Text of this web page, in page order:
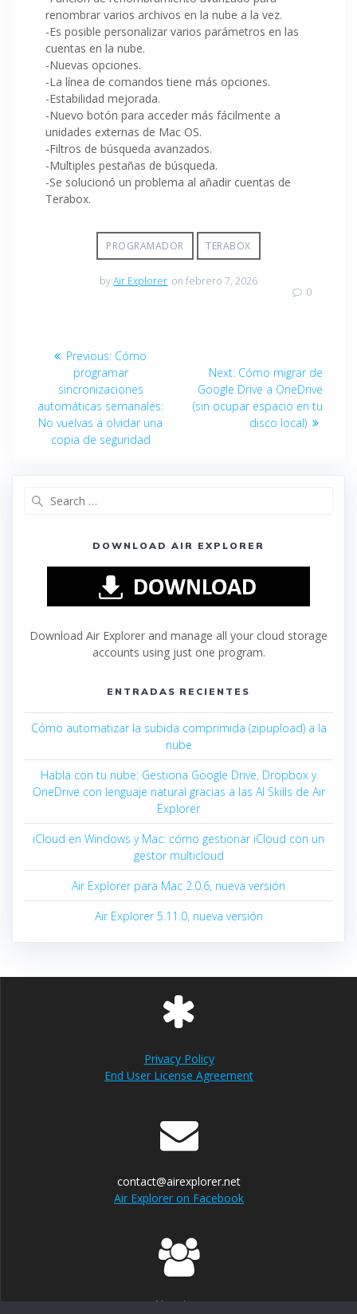
renombrar varios archivos en la nube a la vez.
-Es posible personalizar varios parámetros en las
cuentas en la nube.
-Nuevas opciones.
-La línea de comandos tiene más opciones.
-Estabilidad mejorada.
-Nuevo botón para acceder más fácilmente a
unidades externas de Mac OS.
-Filtros de búsqueda avanzados.
-Multiples pestañas de búsqueda.
-Se solucionó un problema al añadir cuentas de
Terabox.
PROGRAMADOR TERABOX
byAir Explorer on febrero 7, 2026
0
Previous: Cómo
programar
sincronizaciones
automáticas semanales:
No vuelvas a olvidar una
copia de seguridad
Next: Cómo migrar de
Google Drive a OneDrive
(sin ocupar espacio en tu
disco local)
DOWNLOAD AIR EXPLORER
Download Air Explorer and manage all your cloud storage
accounts using just one program.
ENTRADAS RECIENTES
Cómo automatizar la subida comprimida (zipupload) a la
nube
Habla con tu nube: Gestiona Google Drive, Dropbox y
OneDrive con lenguaje natural gracias a las AI Skills de Air
Explorer
iCloud en Windows y Mac: cómo gestionar iCloud con un
gestor multicloud
Air Explorer para Mac 2.0.6, nueva versión
Air Explorer 5.11.0, nueva versión
Privacy Policy
End User License Agreement
contact@airexplorer.net
Air Explorer on Facebook
Nosotros